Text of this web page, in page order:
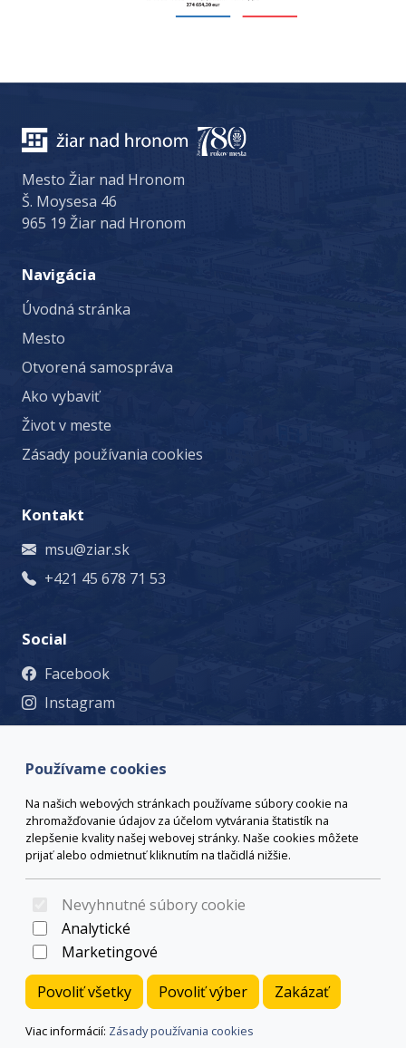
Používame cookies
Na našich webových stránkach používame súbory cookie na
zhromažďovanie údajov za účelom vytvárania štatistík na
zlepšenie kvality našej webovej stránky. Naše cookies môžete
prijať alebo odmietnuť kliknutím na tlačidlá nižšie.
Nevyhnutné súbory cookie
Analytické
Marketingové
Povoliť všetky
Povoliť výber Zakázať
Viac informácií: Zásady používania cookies
Mesto Žiar nad Hronom
Š. Moysesa 46
965 19 Žiar nad Hronom
Navigácia
Úvodná stránka
Mesto
Otvorená samospráva
Ako vybaviť
Život v meste
Zásady používania cookies
Kontakt
msu@ziar.sk
+421 45 678 71 53
Social
Facebook
Instagram
nad Hronom, +421 45 678 71 53, msu@ziar.sk,
© 2026 Arrabella s.r.o., mayabella s.r.o., Všetky práva
vyhradené.
Hosting: - Web: